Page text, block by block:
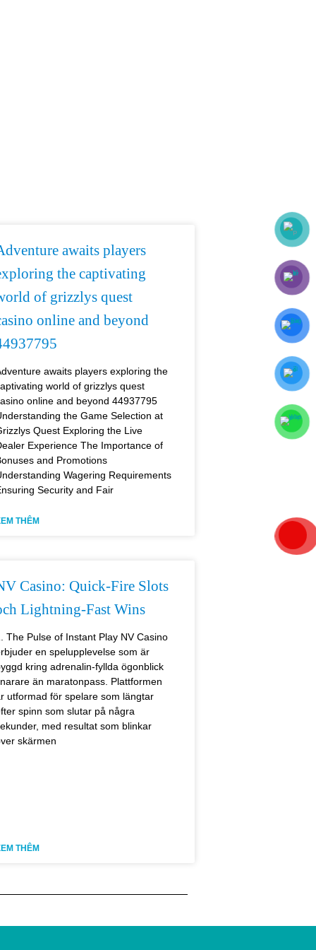
awaits players
the captivating
of grizzlys quest
online and beyond
awaits players exploring the
world of grizzlys quest
online and beyond 44937795
the Game Selection at
Quest Exploring the Live
Experience The Importance of
and Promotions
Wagering Requirements
Security and Fair
THÊM
Casino: Quick‑Fire Slots
Lightning‑Fast Wins
The Pulse of Instant Play NV Casino
en spelupplevelse som är
kring adrenalin‑fyllda ögonblick
än maratonpass. Plattformen
utformad för spelare som längtar
spinn som slutar på några
med resultat som blinkar
skärmen
THÊM